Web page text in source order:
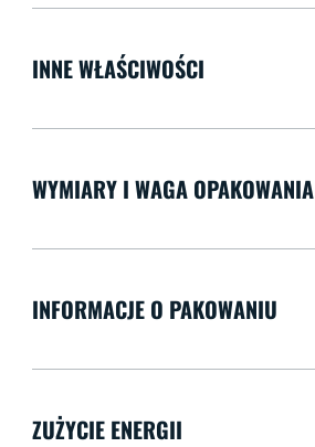
INNE WŁAŚCIWOŚCI
WYMIARY I WAGA OPAKOWANIA
INFORMACJE O PAKOWANIU
ZUŻYCIE ENERGII